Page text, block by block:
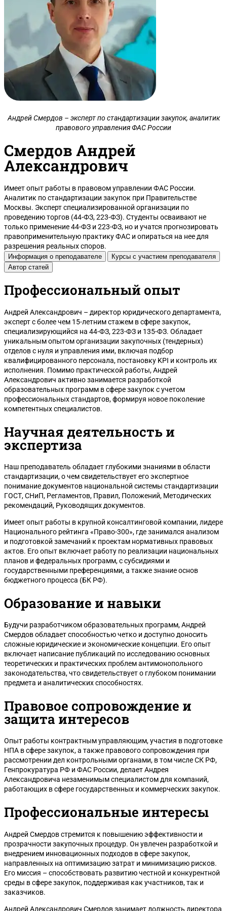
Нижний Новгород
Андрей Смердов – эксперт по стандартизации закупок, аналитик
правового управления ФАС России
Смердов Андрей
Александрович
Имеет опыт работы в правовом управлении ФАС России.
Аналитик по стандартизации закупок при Правительстве
Москвы. Эксперт специализированной организации по
проведению торгов (44-ФЗ, 223-ФЗ). Студенты осваивают не
только применение 44-ФЗ и 223-ФЗ, но и учатся прогнозировать
правоприменительную практику ФАС и опираться на нее для
разрешения реальных споров.
Информация о преподавателе
Курсы с участием преподавателя
Автор статей
Профессиональный опыт
Андрей Александрович – директор юридического департамента,
эксперт с более чем 15-летним стажем в сфере закупок,
специализирующийся на 44-ФЗ, 223-ФЗ и 135-ФЗ. Обладает
уникальным опытом организации закупочных (тендерных)
отделов с нуля и управления ими, включая подбор
квалифицированного персонала, постановку KPI и контроль их
исполнения. Помимо практической работы, Андрей
Александрович активно занимается разработкой
образовательных программ в сфере закупок с учетом
профессиональных стандартов, формируя новое поколение
компетентных специалистов.
Научная деятельность и
экспертиза
Наш преподаватель обладает глубокими знаниями в области
стандартизации, о чем свидетельствует его экспертное
понимание документов национальной системы стандартизации
ГОСТ, СНиП, Регламентов, Правил, Положений, Методических
рекомендаций, Руководящих документов.
Имеет опыт работы в крупной консалтинговой компании, лидере
Национального рейтинга «Право-300», где занимался анализом
и подготовкой замечаний к проектам нормативных правовых
актов. Его опыт включает работу по реализации национальных
планов и федеральных программ, с субсидиями и
государственными преференциями, а также знание основ
бюджетного процесса (БК РФ).
Образование и навыки
Будучи разработчиком образовательных программ, Андрей
Смердов обладает способностью четко и доступно доносить
сложные юридические и экономические концепции. Его опыт
включает написание публикаций по исследованию основных
теоретических и практических проблем антимонопольного
законодательства, что свидетельствует о глубоком понимании
предмета и аналитических способностях.
Правовое сопровождение и
защита интересов
Опыт работы контрактным управляющим, участия в подготовке
НПА в сфере закупок, а также правового сопровождения при
рассмотрении дел контрольными органами, в том числе СК РФ,
Генпрокуратура РФ и ФАС России, делает Андрея
Александровича незаменимым специалистом для компаний,
работающих в сфере государственных и коммерческих закупок.
Профессиональные интересы
Андрей Смердов стремится к повышению эффективности и
прозрачности закупочных процедур. Он увлечен разработкой и
внедрением инновационных подходов в сфере закупок,
направленных на оптимизацию затрат и минимизацию рисков.
Его миссия – способствовать развитию честной и конкурентной
среды в сфере закупок, поддерживая как участников, так и
заказчиков.
Андрей Александрович Смердов занимает должность директора